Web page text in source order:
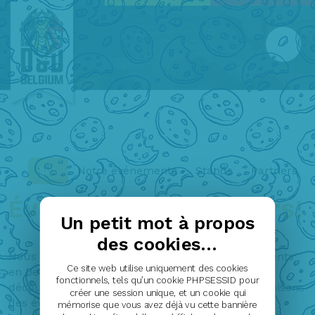
ALL Notre événements Stands Partners
Événements et ateliers!
Nous sommes présents à de nombreux événements
en Belgique et aux Pays-Bas. Ici, vous pouvez
découvrir où et quand nous participons ou organisons
des événements ou des ateliers.
Un petit mot à propos
des cookies...
Ce site web utilise uniquement des cookies
fonctionnels, tels qu’un cookie PHPSESSID pour
créer une session unique, et un cookie qui
mémorise que vous avez déjà vu cette bannière